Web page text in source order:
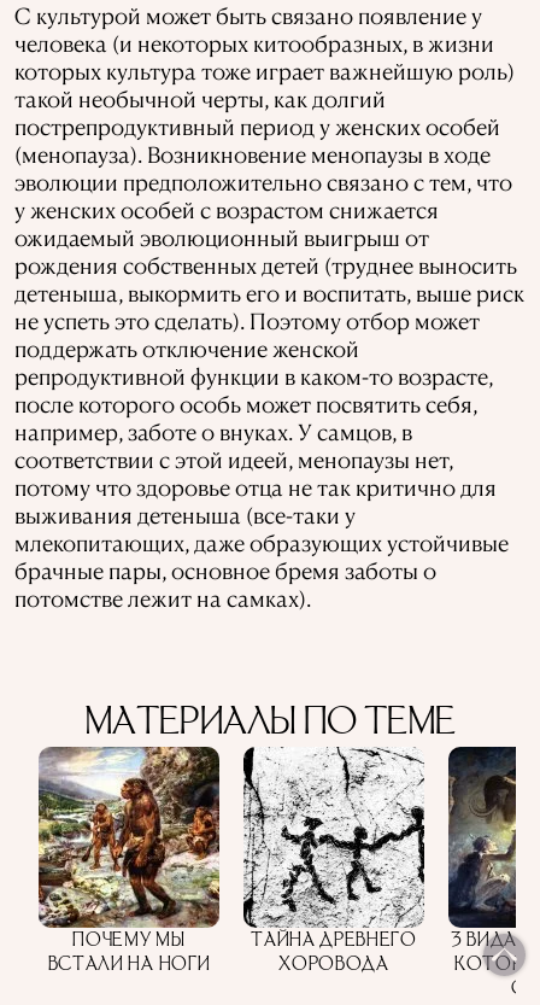
С культурой может быть связано появление у
человека (и некоторых китообразных, в жизни
которых культура тоже играет важнейшую роль)
такой необычной черты, как долгий
пострепродуктивный период у женских особей
(менопауза). Возникновение менопаузы в ходе
эволюции предположительно связано с тем, что
у женских особей с возрастом снижается
ожидаемый эволюционный выигрыш от
рождения собственных детей (труднее выносить
детеныша, выкормить его и воспитать, выше риск
не успеть это сделать). Поэтому отбор может
поддержать отключение женской
репродуктивной функции в каком-то возрасте,
после которого особь может посвятить себя,
например, заботе о внуках. У самцов, в
соответствии с этой идеей, менопаузы нет,
потому что здоровье отца не так критично для
выживания детеныша (все-таки у
млекопитающих, даже образующих устойчивые
брачные пары, основное бремя заботы о
потомстве лежит на самках).
МАТЕРИАЛЫ ПО ТЕМЕ
ПОЧЕМУ МЫ
ВСТАЛИ НА НОГИ
ТАЙНА ДРЕВНЕГО
ХОРОВОДА
3 ВИДА